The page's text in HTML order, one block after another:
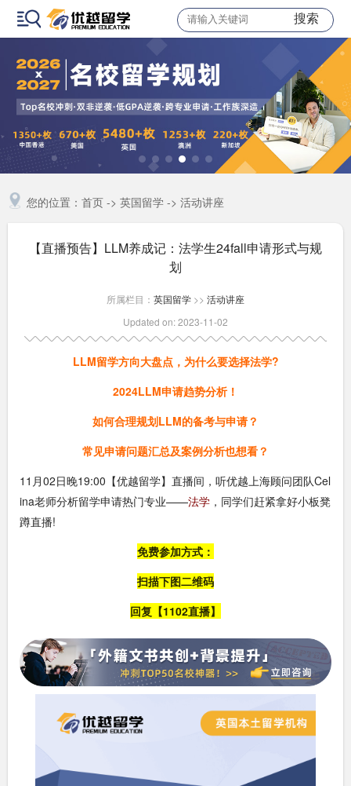
搜索
您的位置： 首页-> 英国留学-> 活动讲座
【直播预告】LLM养成记：法学生24fall申请形式与规
划
所属栏目： 英国留学 >> 活动讲座
Updated on: 2023-11-02
LLM留学方向大盘点，为什么要选择法学?
2024LLM申请趋势分析！
如何合理规划LLM的备考与申请？
常见申请问题汇总及案例分析也想看？
11月02日晚19:00【优越留学】直播间，听优越上海顾问团队Cel
ina老师分析留学申请热门专业——法学 ，同学们赶紧拿好小板凳
蹲直播!
免费参加方式：
扫描下图二维码
回复【1102直播】